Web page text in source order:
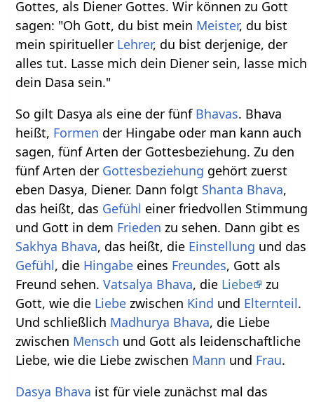
Gottes, als Diener Gottes. Wir können zu Gott
sagen: "Oh Gott, du bist mein Meister, du bist
mein spiritueller Lehrer, du bist derjenige, der
alles tut. Lasse mich dein Diener sein, lasse mich
dein Dasa sein."
So gilt Dasya als eine der fünf Bhavas. Bhava
heißt, Formen der Hingabe oder man kann auch
sagen, fünf Arten der Gottesbeziehung. Zu den
fünf Arten der Gottesbeziehung gehört zuerst
eben Dasya, Diener. Dann folgt Shanta Bhava,
das heißt, das Gefühl einer friedvollen Stimmung
und Gott in dem Frieden zu sehen. Dann gibt es
Sakhya Bhava, das heißt, die Einstellung und das
Gefühl, die Hingabe eines Freundes, Gott als
Freund sehen.Vatsalya Bhava, die Liebe
zu
Gott, wie die Liebe zwischen Kind und Elternteil.
Und schließlich Madhurya Bhava, die Liebe
zwischen Mensch und Gott als leidenschaftliche
Liebe, wie die Liebe zwischen Mann und Frau.
Dasya Bhava ist für viele zunächst mal das